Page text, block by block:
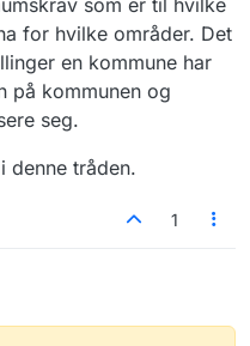
for hvilke områder. Det
en kommune har
på kommunen og
seg.
denne tråden.
1